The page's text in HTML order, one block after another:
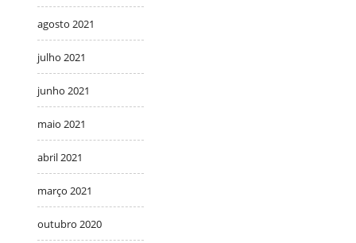
agosto 2021
julho 2021
junho 2021
maio 2021
abril 2021
março 2021
outubro 2020